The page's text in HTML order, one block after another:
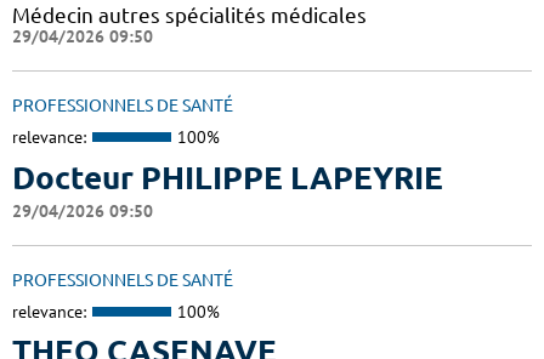
Médecin autres spécialités médicales
29/04/2026 09:50
PROFESSIONNELS DE SANTÉ
relevance: 100%
Docteur PHILIPPE LAPEYRIE
29/04/2026 09:50
PROFESSIONNELS DE SANTÉ
relevance: 100%
THEO CASENAVE